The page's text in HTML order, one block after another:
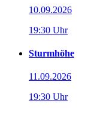
10.09.2026
19:30 Uhr
Sturmhöhe
11.09.2026
19:30 Uhr